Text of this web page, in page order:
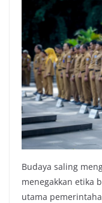
Budaya saling
menegakkan etika
utama